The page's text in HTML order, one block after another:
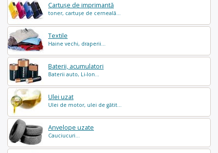
Cartușe de imprimantă
toner, cartușe de cerneală...
Textile
Haine vechi, draperii...
Baterii, acumulatori
Baterii auto, Li-Ion...
Ulei uzat
Ulei de motor, ulei de gătit...
Anvelope uzate
Cauciucuri...